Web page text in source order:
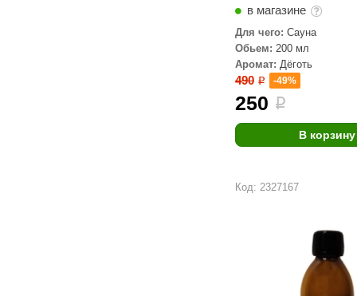
в магазине
Для чего: Сауна
Обьем: 200 мл
Аромат: Дёготь
490 i -49%
250 i
В корзину
Код: 2327167